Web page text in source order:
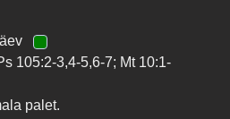
105:2-3,4-5,6-7; Mt 10:1-
palet.